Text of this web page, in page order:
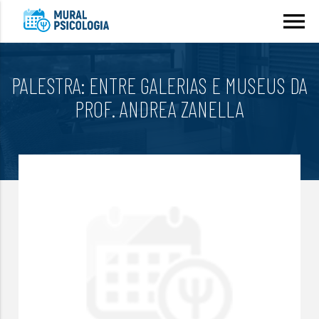
menu
PALESTRA: ENTRE GALERIAS E MUSEUS DA
PROF. ANDREA ZANELLA